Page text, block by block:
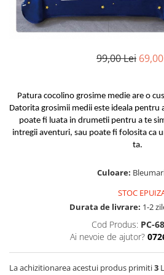
Cearceaf cu elastic
Cearceaf normal
Bumbac Satinat 3D
Cearceaf cu elastic 4 piese
Cearceaf normal 4 piese
Cearceaf cu elastic 4 piese
Cearceaf cu elastic 6 piese
Lenjerii De Pat Cocolino
Cearceaf normal 4 piese
Persoana
Bumbac Tip Finet 5D In Relief - 1
Cearceaf cu elastic 4 piese
Set Lenjerie + Draperii 1 Persoana
Lenjerii Bumbac 100% - 1 Persoana
Paturi Cocolino Pentru Copii
Huse De Pat Damasc
Huse De Pat Damasc - 140x200cm
Huse De Pat Damasc - 180x200cm
Cearceaf Pat + Fețe De Pernă
Huse De Pat Catifea / Topper
Huse De Pat Catifea / Topper -
140x200cm
Huse Din Frotir
Huse De Pat Cocolino
Huse De Pat Cocolino Tricotate
Huse De Pat Tricotate 140x200cm
99,00 Lei
Patura cocolino grosime medie are o
Datorita grosimii medii este ideala pentru
poate fi luata in drumetii pentru a te
intregii aventuri, sau poate fi folosita ca
ta.
Culoare:
STOC
Durata de livrare: 1-2
Cod Produs: PC-
Ai nevoie de ajutor?
La achizitionarea acestui produs primiti3